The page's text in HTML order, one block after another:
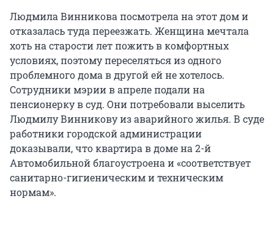
Людмила Винникова посмотрела на этот дом и
отказалась туда переезжать. Женщина мечтала
хоть на старости лет пожить в комфортных
условиях, поэтому переселяться из одного
проблемного дома в другой ей не хотелось.
Сотрудники мэрии в апреле подали на
пенсионерку в суд. Они потребовали выселить
Людмилу Винникову из аварийного жилья. В суде
работники городской администрации
доказывали, что квартира в доме на 2-й
Автомобильной благоустроена и «соответствует
санитарно-гигиеническим и техническим
нормам».